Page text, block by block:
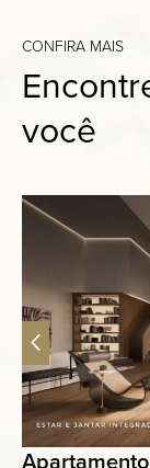
CONFIRA MAIS
você